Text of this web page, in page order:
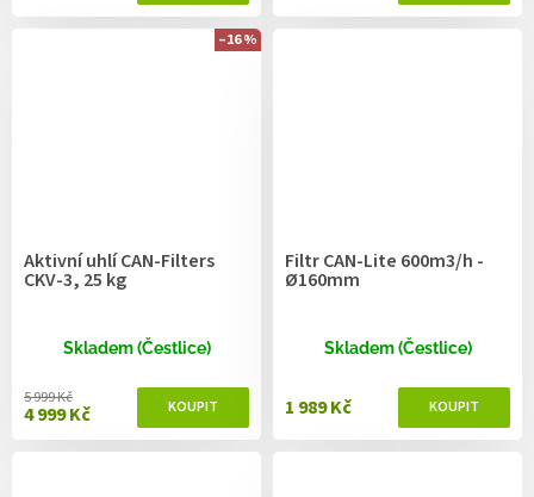
–16 %
Aktivní uhlí CAN-Filters
CKV-3, 25 kg
Skladem (Čestlice)
4 999 Kč
5 999 Kč
Filtr CAN-Lite 600m3/h -
Ø160mm
Skladem (Čestlice)
1 989 Kč